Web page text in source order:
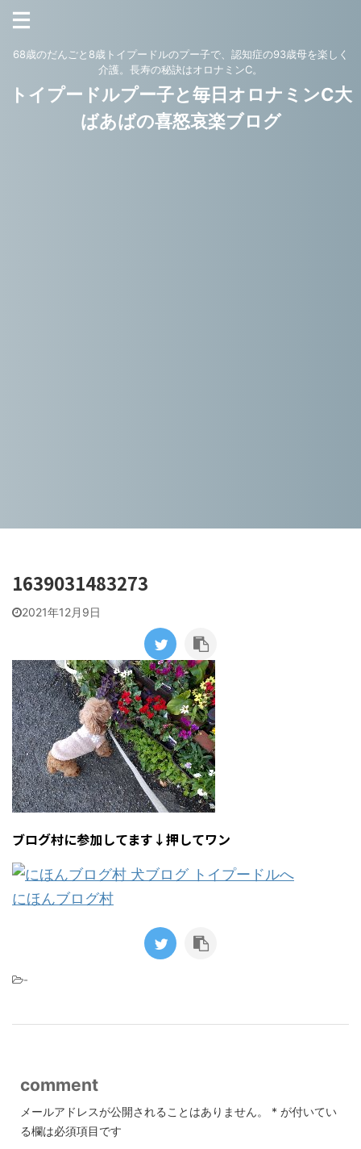
68歳のだんごと8歳トイプードルのプー子で、認知症の93歳母を楽しく
介護。長寿の秘訣はオロナミンC。
トイプードルプー子と毎日オロナミンC大
ばあばの喜怒哀楽ブログ
1639031483273
2021年12月9日
ブログ村に参加してます↓押してワン
にほんブログ村
-
comment
メールアドレスが公開されることはありません。 * が付いてい
る欄は必須項目です